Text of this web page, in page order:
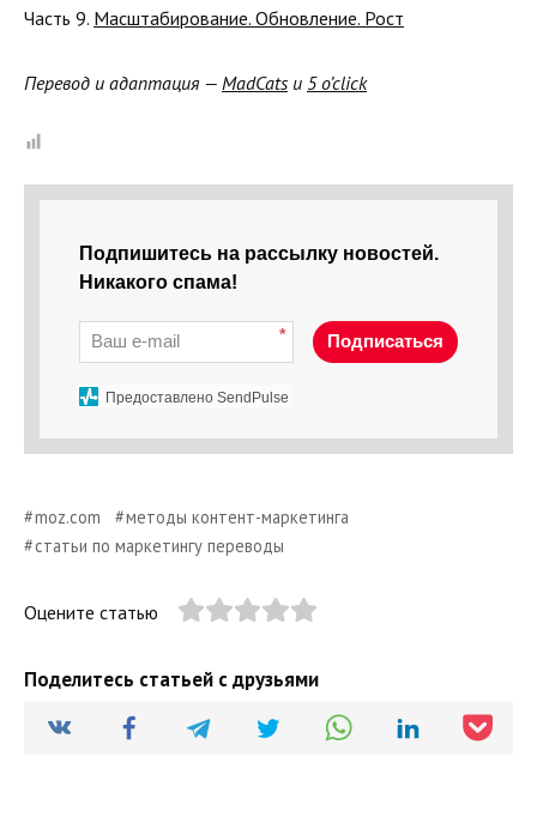
Часть 9. Масштабирование. Обновление. Рост
Перевод и адаптация — MadCats и 5 o’click
Подпишитесь на рассылку новостей.
Никакого спама!
* Подписаться
Предоставлено SendPulse
moz.com
методы контент-маркетинга
статьи по маркетингу переводы
Оцените статью
Поделитесь статьей с друзьями